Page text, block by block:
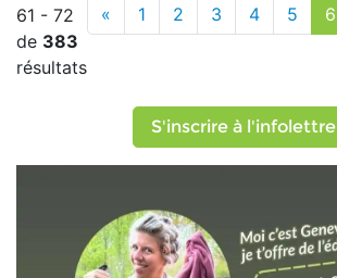
61 - 72
de 383
résultats
« 1 2 3 4 5 6
S'inscrire à l'infolettre